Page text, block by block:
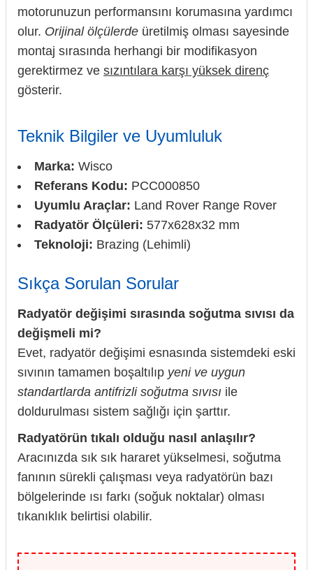
motorunuzun performansını korumasına yardımcı
olur. Orijinal ölçülerde üretilmiş olması sayesinde
montaj sırasında herhangi bir modifikasyon
gerektirmez ve sızıntılara karşı yüksek direnç
gösterir.
Teknik Bilgiler ve Uyumluluk
Marka: Wisco
Referans Kodu: PCC000850
Uyumlu Araçlar: Land Rover Range Rover
Radyatör Ölçüleri: 577x628x32 mm
Teknoloji: Brazing (Lehimli)
Sıkça Sorulan Sorular
Radyatör değişimi sırasında soğutma sıvısı da
değişmeli mi?
Evet, radyatör değişimi esnasında sistemdeki eski
sıvının tamamen boşaltılıp yeni ve uygun
standartlarda antifrizli soğutma sıvısı ile
doldurulması sistem sağlığı için şarttır.
Radyatörün tıkalı olduğu nasıl anlaşılır?
Aracınızda sık sık hararet yükselmesi, soğutma
fanının sürekli çalışması veya radyatörün bazı
bölgelerinde ısı farkı (soğuk noktalar) olması
tıkanıklık belirtisi olabilir.